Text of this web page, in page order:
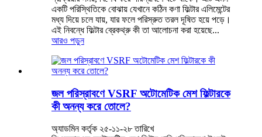
একটি পরিস্থিতিকে বোঝায় যেখানে কঠিন কণা ফিল্টার এলিমেন্টের
মধ্য দিয়ে চলে যায়, যার ফলে পরিস্রুত তরল দূষিত হয়ে পড়ে।
এই নিবন্ধে ফিল্টার ব্রেকথ্রু কী তা আলোচনা করা হয়েছে...
আরও পড়ুন
জল পরিস্রাবণে VSRF অটোমেটিক মেশ ফিল্টারকে
কী অনন্য করে তোলে?
অ্যাডমিন কর্তৃক ২৫-১১-২৮ তারিখে